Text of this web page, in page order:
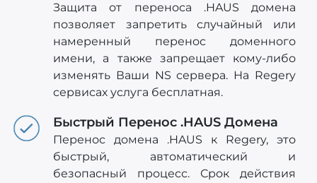
Защита от переноса .HAUS домена
позволяет запретить случайный или
намеренный перенос доменного
имени, а также запрещает кому-либо
изменять Ваши NS сервера. На Regery
сервисах услуга бесплатная.
Быстрый Перенос .HAUS Домена
Перенос домена .HAUS к Regery, это
быстрый, автоматический и
безопасный процесс. Срок действия